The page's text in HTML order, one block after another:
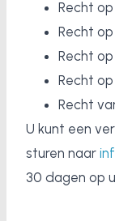
Recht
Recht
Recht
Recht
Recht
U kunt een
sturen naar
30 dagen op